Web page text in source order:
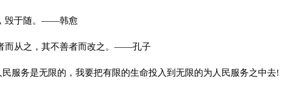
毁于随。——韩愈
从之，其不善者而改之。——孔子
务是无限的，我要把有限的生命投入到无限的为人民服务之中去!